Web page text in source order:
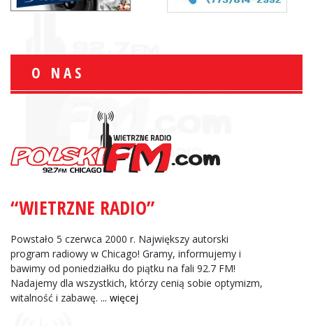
O NAS
“WIETRZNE RADIO”
Powstało 5 czerwca 2000 r. Największy autorski
program radiowy w Chicago! Gramy, informujemy i
bawimy od poniedziałku do piątku na fali 92.7 FM!
Nadajemy dla wszystkich, którzy cenią sobie optymizm,
witalność i zabawę. ... więcej